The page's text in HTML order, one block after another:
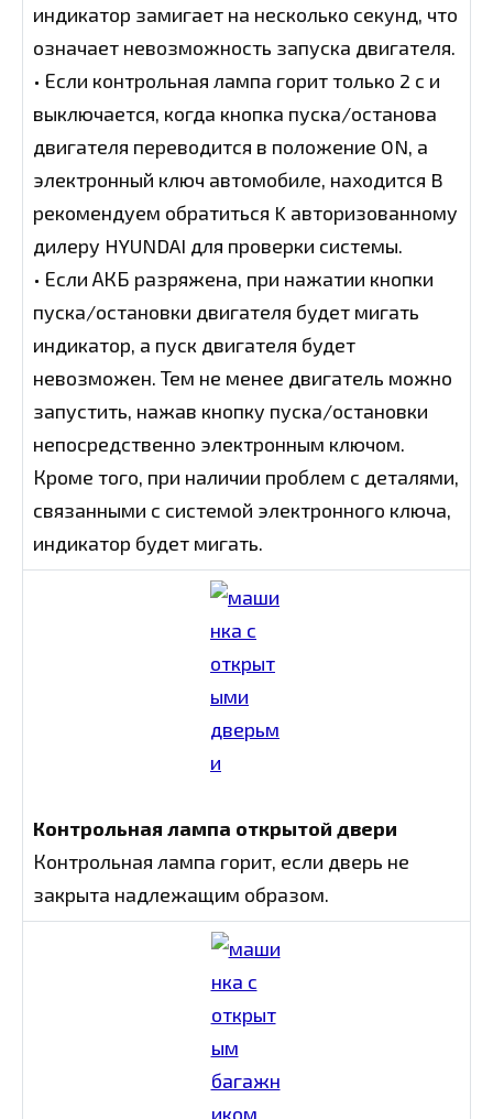
индикатор замигает на несколько секунд, что
означает невозможность запуска двигателя.
• Если контрольная лампа горит только 2 с и
выключается, когда кнопка пуска/останова
двигателя переводится в положение ON, а
электронный ключ автомобиле, находится B
рекомендуем обратиться K авторизованному
дилеру HYUNDAI для проверки системы.
• Если АКБ разряжена, при нажатии кнопки
пуска/остановки двигателя будет мигать
индикатор, а пуск двигателя будет
невозможен. Тем не менее двигатель можно
запустить, нажав кнопку пуска/остановки
непосредственно электронным ключом.
Кроме того, при наличии проблем с деталями,
связанными с системой электронного ключа,
индикатор будет мигать.
Контрольная лампа открытой двери
Контрольная лампа горит, если дверь не
закрыта надлежащим образом.